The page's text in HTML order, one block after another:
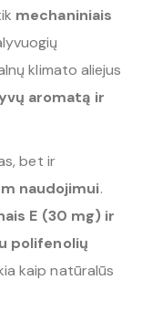
mechaniniais
klimato aliejus
aromatą ir
bet ir
naudojimui.
E (30 mg) ir
polifenolių
kaip natūralūs